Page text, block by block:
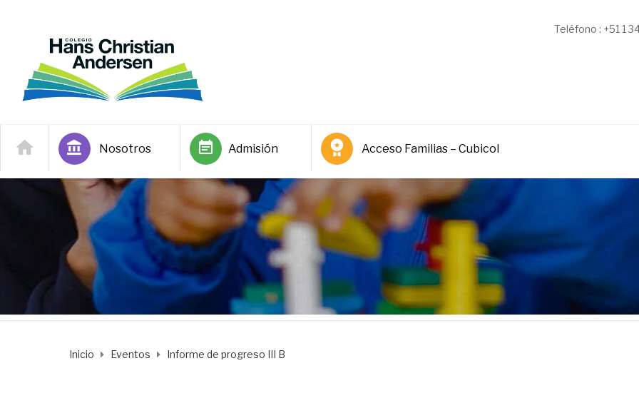
Teléfono : +51 1
Nosotros Admisión Acceso Familias – Cubicol
Inicio Eventos Informe de progreso III B